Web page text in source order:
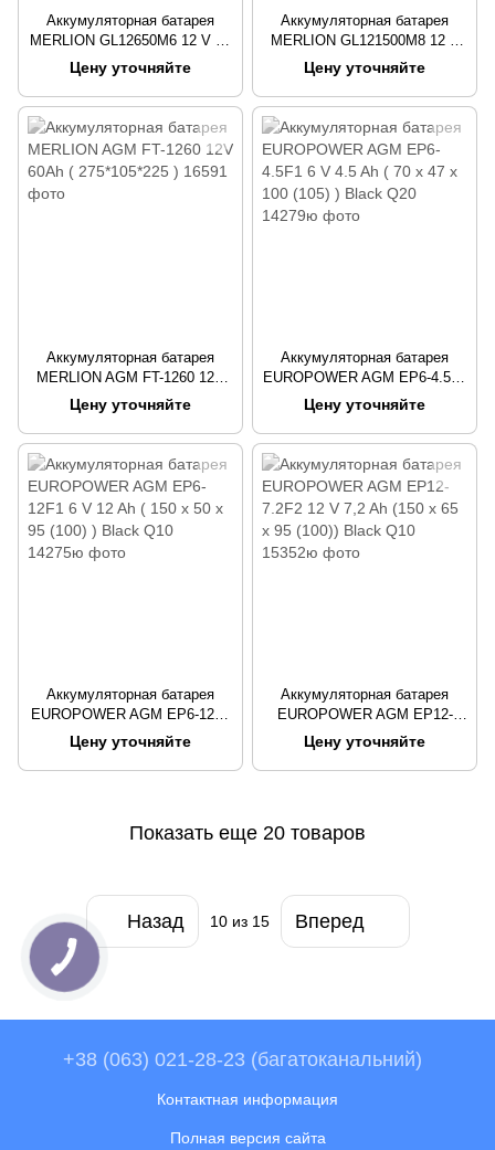
Аккумуляторная батарея
MERLION GL12650M6 12 V 65
Ah (348 x 168 x 178) Orange
Цену уточняйте
Аккумуляторная батарея
MERLION GL121500M8 12 V
150 Ah (483 х 170 х 240)
Цену уточняйте
Аккумуляторная батарея
MERLION AGM FT-1260 12V
60Ah ( 275*105*225 )
Цену уточняйте
Аккумуляторная батарея
EUROPOWER AGM EP6-4.5F1
6 V 4.5 Ah ( 70 x 47 x 100 (105)
) Black Q20
Цену уточняйте
Аккумуляторная батарея
EUROPOWER AGM EP6-12F1
6 V 12 Ah ( 150 x 50 x 95 (100)
) Black Q10
Цену уточняйте
Аккумуляторная батарея
EUROPOWER AGM EP12-
7.2F2 12 V 7,2 Ah (150 x 65 x
95 (100)) Black Q10
Цену уточняйте
Показать еще 20 товаров
Назад 10из 15 Вперед
+38 (063) 021-28-23 (багатоканальний)
Контактная информация
Полная версия сайта